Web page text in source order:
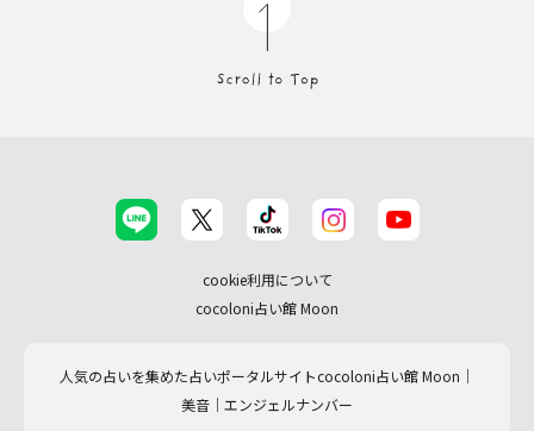
cookie利用について
cocoloni占い館 Moon
人気の占いを集めた占いポータルサイトcocoloni占い館 Moon｜
美音｜エンジェルナンバー